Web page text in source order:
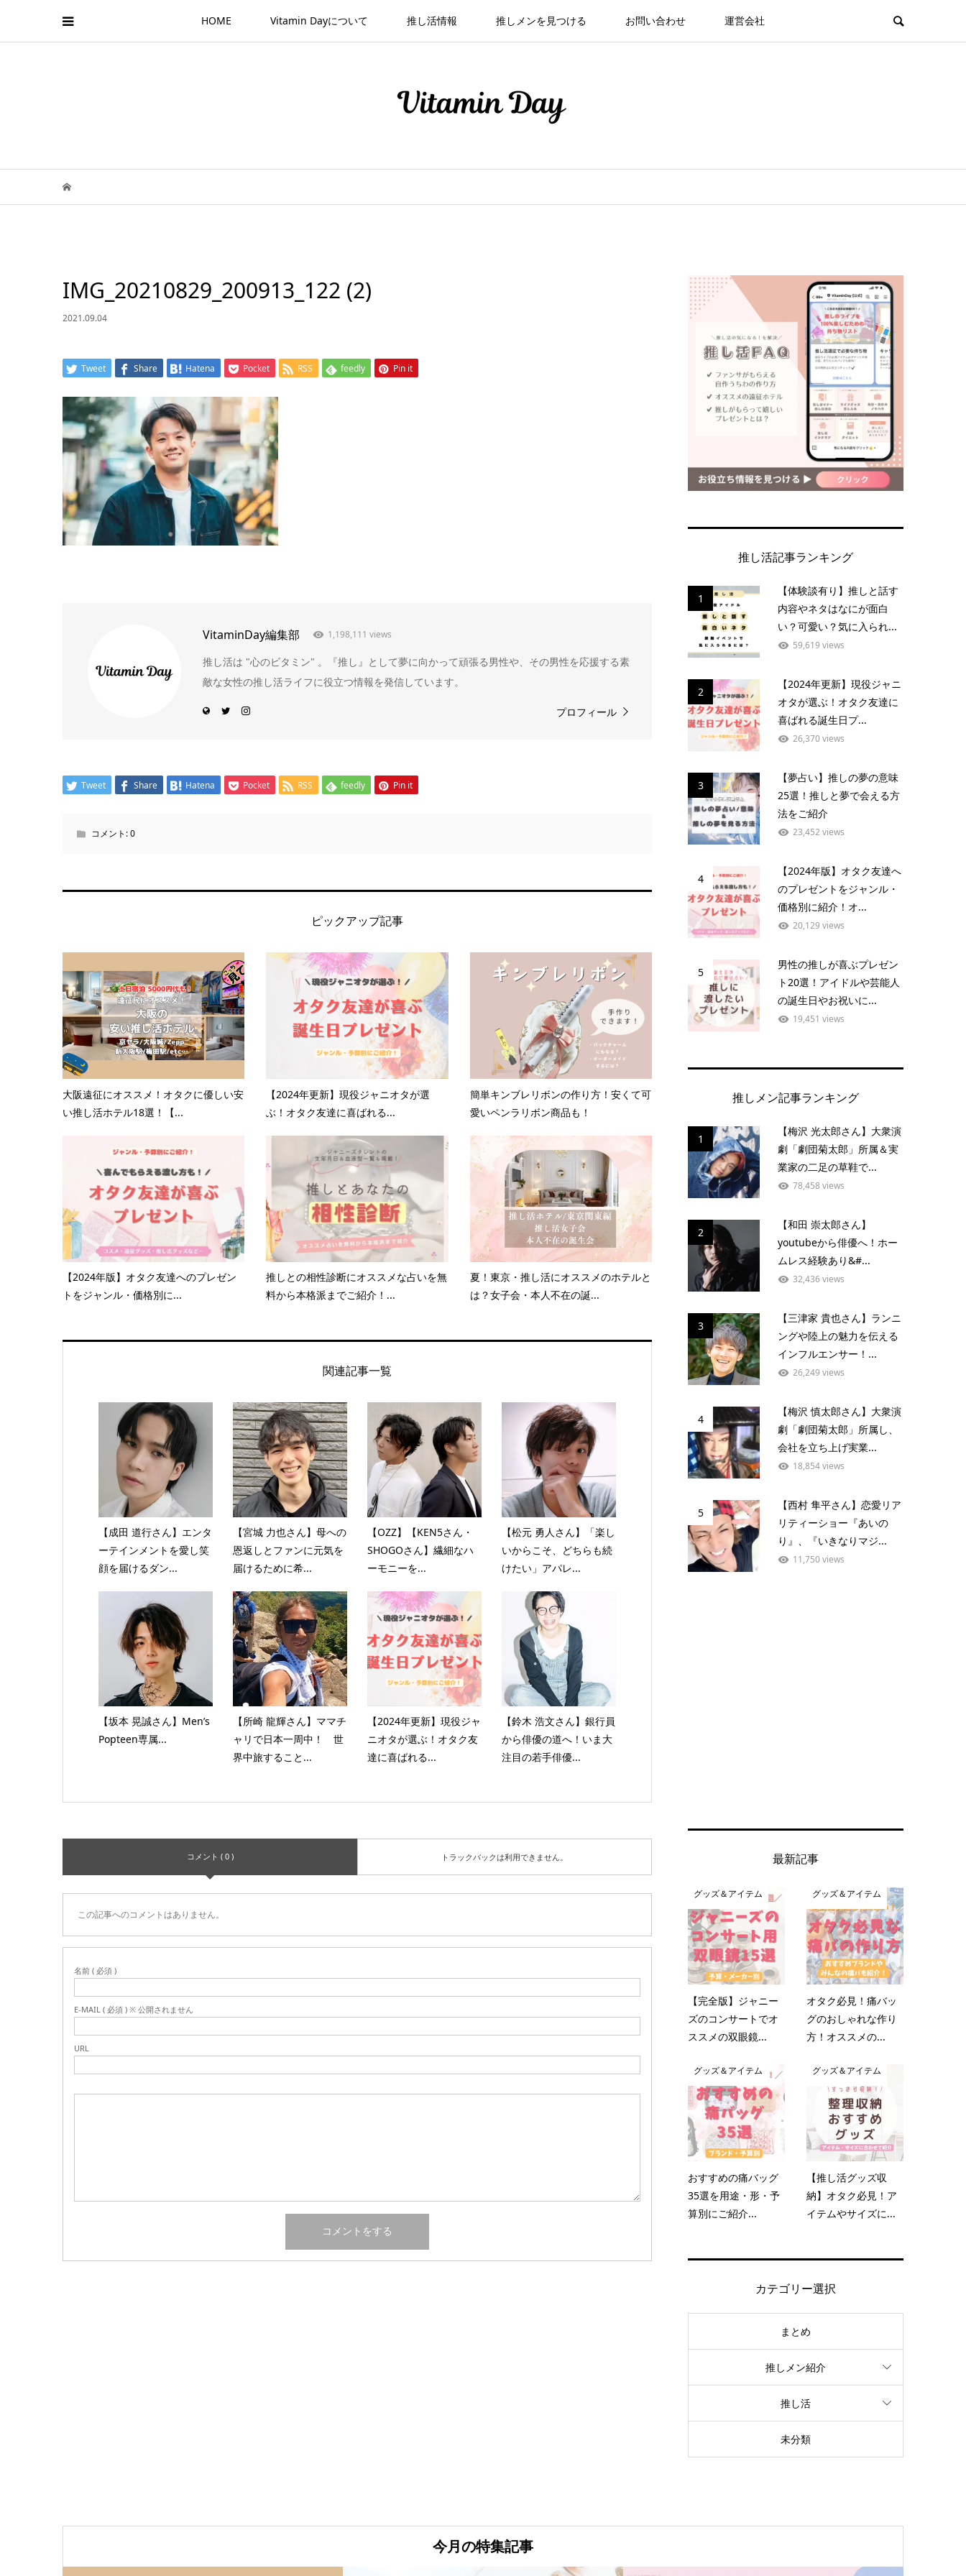
HOME Vitamin Dayについて 推し活情報 推しメンを見つける お問い合わせ 運営会社
IMG_20210829_200913_122 (2)
2021.09.04
Tweet Share Hatena Pocket RSS feedly Pin it
VitaminDay編集部 1,198,111 views
推し活は "心のビタミン" 。『推し』として夢に向かって頑張る男性や、その男性を応援する素
敵な女性の推し活ライフに役立つ情報を発信しています。
プロフィール
Tweet Share Hatena Pocket RSS feedly Pin it
コメント:0
ピックアップ記事
大阪遠征にオススメ！オタクに優しい安
い推し活ホテル18選！【...
【2024年更新】現役ジャニオタが選
ぶ！オタク友達に喜ばれる...
簡単キンブレリボンの作り方！安くて可
愛いペンラリボン商品も！
【2024年版】オタク友達へのプレゼン
トをジャンル・価格別に...
推しとの相性診断にオススメな占いを無
料から本格派までご紹介！...
夏！東京・推し活にオススメのホテルと
は？女子会・本人不在の誕...
関連記事一覧
【成田 道行さん】エンタ
ーテインメントを愛し笑
顔を届けるダン...
【宮城 力也さん】母への
恩返しとファンに元気を
届けるために希...
【OZZ】【KEN5さん・
SHOGOさん】繊細なハ
ーモニーを...
【松元 勇人さん】「楽し
いからこそ、どちらも続
けたい」アパレ...
【坂本 晃誠さん】Men’s
Popteen専属...
【所崎 龍輝さん】ママチ
ャリで日本一周中！ 世
界中旅すること...
【2024年更新】現役ジャ
ニオタが選ぶ！オタク友
達に喜ばれる...
【鈴木 浩文さん】銀行員
から俳優の道へ！いま大
注目の若手俳優...
コメント ( 0 ) トラックバックは利用できません。
この記事へのコメントはありません。
名前 ( 必須 )
E-MAIL ( 必須 ) ※ 公開されません
URL
推し活記事ランキング
1
【体験談有り】推しと話す
内容やネタはなにが面白
い？可愛い？気に入られ...
59,619 views
2
【2024年更新】現役ジャニ
オタが選ぶ！オタク友達に
喜ばれる誕生日プ...
26,370 views
3
【夢占い】推しの夢の意味
25選！推しと夢で会える方
法をご紹介
23,452 views
4
【2024年版】オタク友達へ
のプレゼントをジャンル・
価格別に紹介！オ...
20,129 views
5
男性の推しが喜ぶプレゼン
ト20選！アイドルや芸能人
の誕生日やお祝いに...
19,451 views
推しメン記事ランキング
1
【梅沢 光太郎さん】大衆演
劇「劇団菊太郎」所属＆実
業家の二足の草鞋で...
78,458 views
2
【和田 崇太郎さん】
youtubeから俳優へ！ホー
ムレス経験あり&#...
32,436 views
3
【三津家 貴也さん】ランニ
ングや陸上の魅力を伝える
インフルエンサー！...
26,249 views
4
【梅沢 慎太郎さん】大衆演
劇「劇団菊太郎」所属し、
会社を立ち上げ実業...
18,854 views
5
【西村 隼平さん】恋愛リア
リティーショー『あいの
り』、『いきなりマジ...
11,750 views
最新記事
グッズ＆アイテム
【完全版】ジャニー
ズのコンサートでオ
ススメの双眼鏡...
グッズ＆アイテム
オタク必見！痛バッ
グのおしゃれな作り
方！オススメの...
グッズ＆アイテム
おすすめの痛バッグ
35選を用途・形・予
算別にご紹介...
グッズ＆アイテム
【推し活グッズ収
納】オタク必見！ア
イテムやサイズに...
カテゴリー選択
まとめ
推しメン紹介
推し活
未分類
今月の特集記事